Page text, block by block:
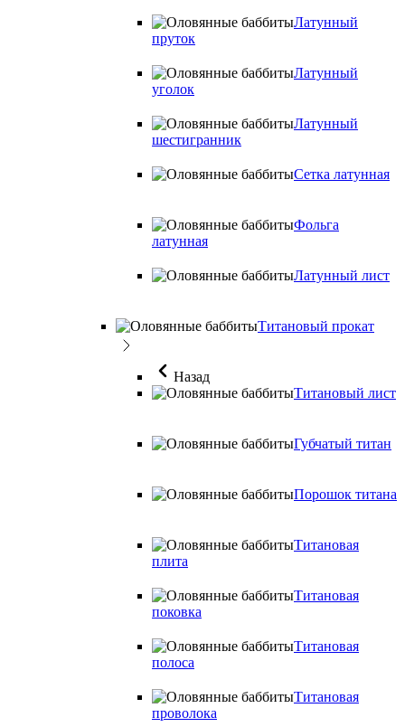
Латунный
пруток
Латунный
уголок
Латунный
шестигранник
Сетка латунная
Фольга
латунная
Латунный лист
Титановый прокат
Назад
Титановый лист
Губчатый титан
Порошок титана
Титановая
плита
Титановая
поковка
Титановая
полоса
Титановая
проволока